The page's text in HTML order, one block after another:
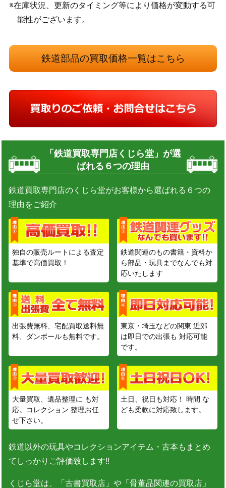
※在庫状況、更新のタイミング等により価格が変動する可
能性がございます。
鉄道部品の買取価格一覧はこちら
「鉄道買取専門店くじら堂」が選
ばれる６つの理由
鉄道買取専門店のくじら堂がお客様から選ばれる６つの
理由をご紹介
独自の販売ルートによる査定
基準で高価買取！
鉄道関連のもの書籍・資料か
ら部品・玩具までなんでも対
応いたします
出張費無料、宅配買取送料無
料、ダンボールも無料です。
東京・埼玉などの関東 近郊
は即日での出張も 対応可能
です。
大量買取、遺品整理に も対
応。コレクション 整理お任
せ下さい。
土日、祝日も対応！ 時間 な
ども柔軟に対応致します。
鉄道以外の玩具やコレクションアイテム・古本もまとめ
てしっかりご評価致します!!
くじら堂は、「古書買取店」や「骨董品関連の買取店」